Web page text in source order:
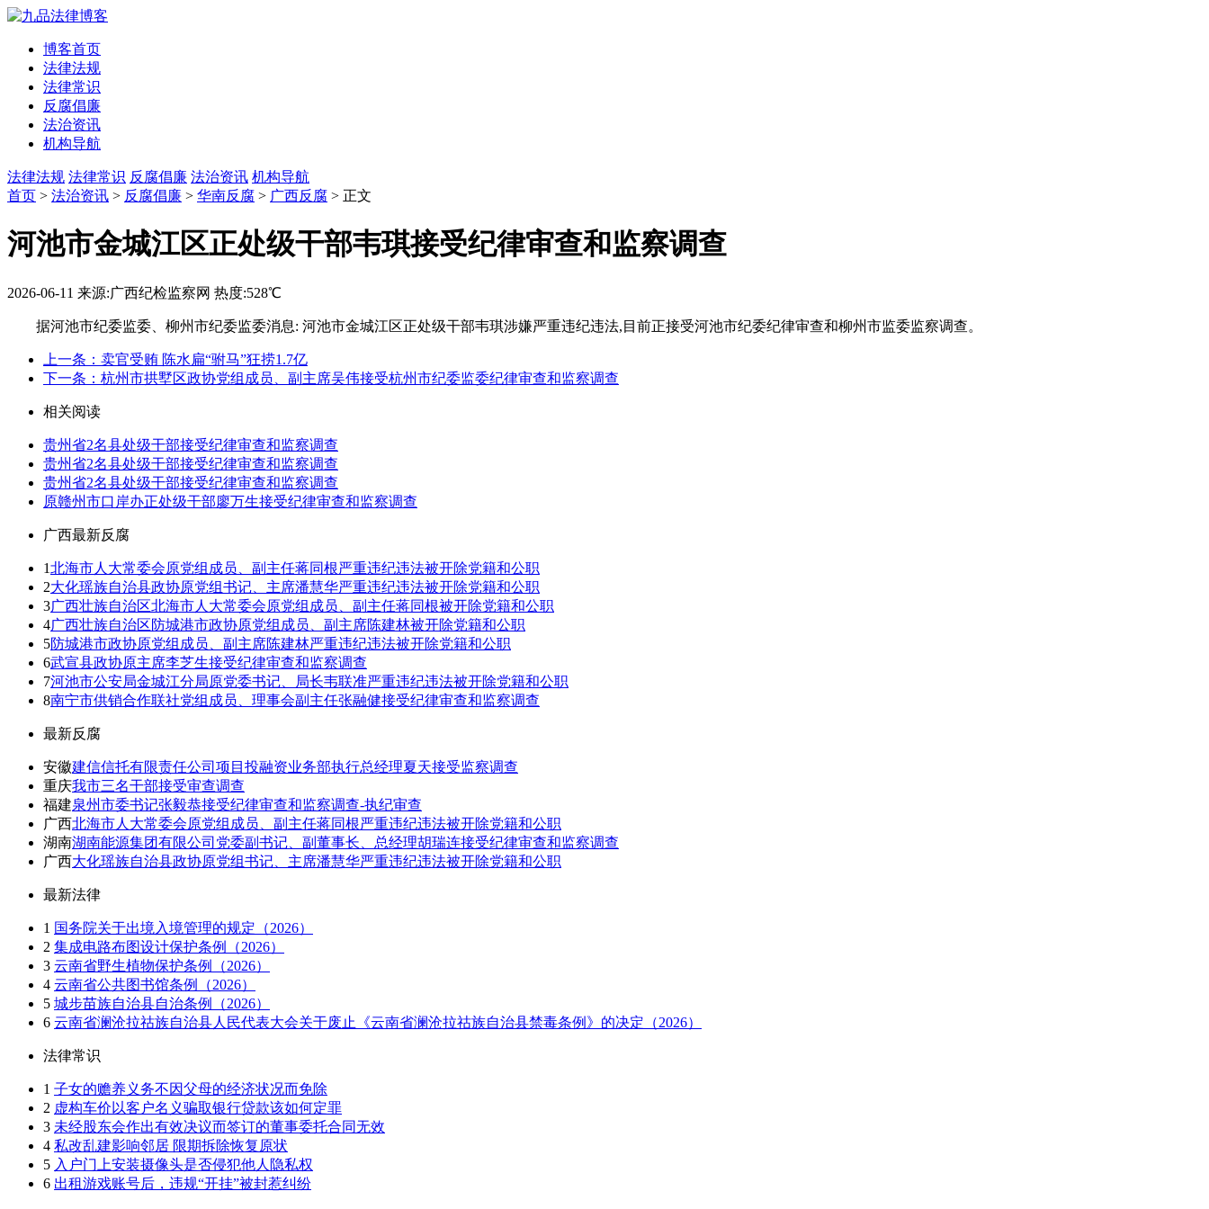
博客首页
法律法规
法律常识
反腐倡廉
法治资讯
机构导航
法律法规 法律常识 反腐倡廉 法治资讯 机构导航
首页 > 法治资讯 > 反腐倡廉 > 华南反腐 > 广西反腐 > 正文
河池市金城江区正处级干部韦琪接受纪律审查和监察调查
2026-06-11 来源:广西纪检监察网 热度:528℃
据河池市纪委监委、柳州市纪委监委消息: 河池市金城江区正处级干部韦琪涉嫌严重违纪违法,目前正接受河池市纪委纪律审查和柳州市监委监察调查。
上一条：卖官受贿 陈水扁“驸马”狂捞1.7亿
下一条：杭州市拱墅区政协党组成员、副主席吴伟接受杭州市纪委监委纪律审查和监察调查
相关阅读
贵州省2名县处级干部接受纪律审查和监察调查
贵州省2名县处级干部接受纪律审查和监察调查
贵州省2名县处级干部接受纪律审查和监察调查
原赣州市口岸办正处级干部廖万生接受纪律审查和监察调查
广西最新反腐
1北海市人大常委会原党组成员、副主任蒋同根严重违纪违法被开除党籍和公职
2大化瑶族自治县政协原党组书记、主席潘慧华严重违纪违法被开除党籍和公职
3广西壮族自治区北海市人大常委会原党组成员、副主任蒋同根被开除党籍和公职
4广西壮族自治区防城港市政协原党组成员、副主席陈建林被开除党籍和公职
5防城港市政协原党组成员、副主席陈建林严重违纪违法被开除党籍和公职
6武宣县政协原主席李芝生接受纪律审查和监察调查
7河池市公安局金城江分局原党委书记、局长韦联准严重违纪违法被开除党籍和公职
8南宁市供销合作联社党组成员、理事会副主任张融健接受纪律审查和监察调查
最新反腐
安徽建信信托有限责任公司项目投融资业务部执行总经理夏天接受监察调查
重庆我市三名干部接受审查调查
福建泉州市委书记张毅恭接受纪律审查和监察调查-执纪审查
广西北海市人大常委会原党组成员、副主任蒋同根严重违纪违法被开除党籍和公职
湖南湖南能源集团有限公司党委副书记、副董事长、总经理胡瑞连接受纪律审查和监察调查
广西大化瑶族自治县政协原党组书记、主席潘慧华严重违纪违法被开除党籍和公职
最新法律
1 国务院关于出境入境管理的规定（2026）
2 集成电路布图设计保护条例（2026）
3 云南省野生植物保护条例（2026）
4 云南省公共图书馆条例（2026）
5 城步苗族自治县自治条例（2026）
6 云南省澜沧拉祜族自治县人民代表大会关于废止《云南省澜沧拉祜族自治县禁毒条例》的决定（2026）
法律常识
1 子女的赡养义务不因父母的经济状况而免除
2 虚构车价以客户名义骗取银行贷款该如何定罪
3 未经股东会作出有效决议而签订的董事委托合同无效
4 私改乱建影响邻居 限期拆除恢复原状
5 入户门上安装摄像头是否侵犯他人隐私权
6 出租游戏账号后，违规“开挂”被封惹纠纷